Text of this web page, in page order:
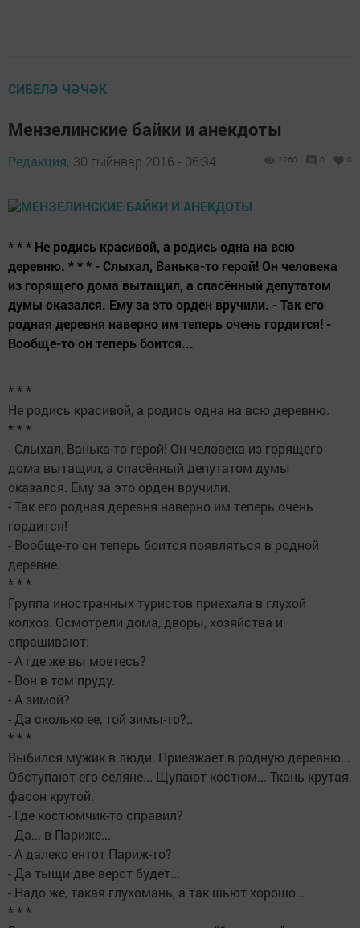
СИБЕЛӘ ЧӘЧӘК
Мензелинские байки и анекдоты
Редакция, 30 гыйнвар 2016 - 06:34 2260 0 0
* * * Не родись красивой, а родись одна на всю
деревню. * * * - Слыхал, Ванька-то герой! Он человека
из горящего дома вытащил, а спасённый депутатом
думы оказался. Ему за это орден вручили. - Так его
родная деревня наверно им теперь очень гордится! -
Вообще-то он теперь боится...
* * *
Не родись красивой, а родись одна на всю деревню.
* * *
- Слыхал, Ванька-то герой! Он человека из горящего
дома вытащил, а спасённый депутатом думы
оказался. Ему за это орден вручили.
- Так его родная деревня наверно им теперь очень
гордится!
- Вообще-то он теперь боится появляться в родной
деревне.
* * *
Группа иностранных туристов приехала в глухой
колхоз. Осмотрели дома, дворы, хозяйства и
спрашивают:
- А где же вы моетесь?
- Вон в том пруду.
- А зимой?
- Да сколько ее, той зимы-то?..
* * *
Выбился мужик в люди. Приезжает в родную деревню...
Обступают его селяне... Щупают костюм... Ткань крутая,
фасон крутой.
- Где костюмчик-то справил?
- Да... в Париже...
- А далеко ентот Париж-то?
- Да тыщи две верст будет...
- Надо же, такая глухомань, а так шьют хорошо…
* * *